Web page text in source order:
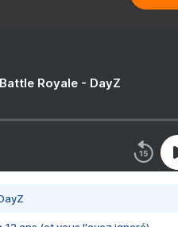
Royale - DayZ